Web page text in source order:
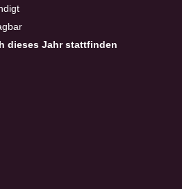
dieses Jahr stattfinden